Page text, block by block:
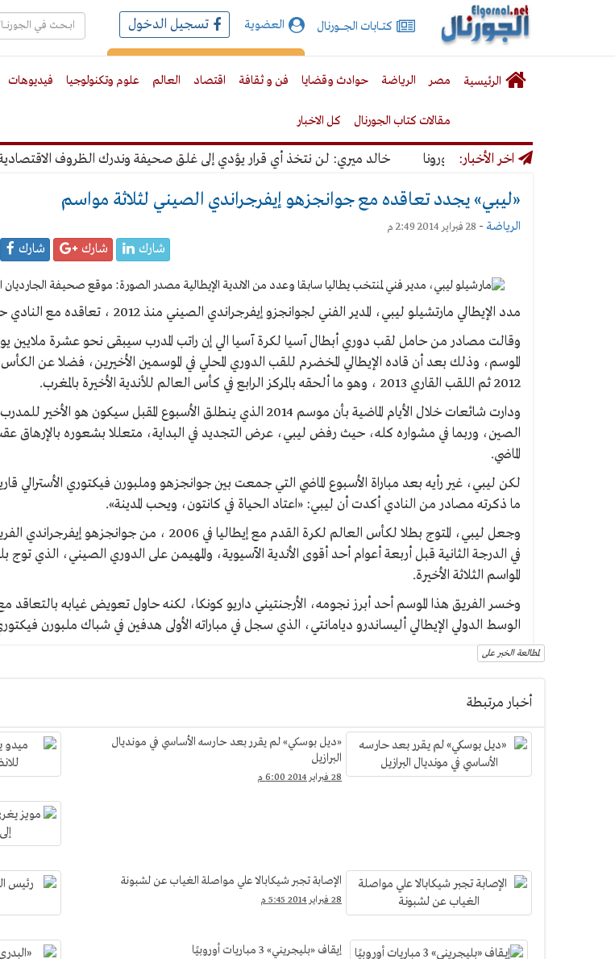
الجورنال
نت
كتـــابات الجـــــورنال العضوية تسجيل الدخول
الرئيسية مصر الرياضة حوادث وقضايا فن و ثقافة اقتصاد العالم علوم وتكنولوجيا فيديوهات
مقالات كتاب الجورنال كل الاخبار
اخر الأخبار: خالد ميري: لن نتخذ أي قرار يؤدي إلى غلق صحيفة وندرك الظروف الاقتصادية
«ليبي» يجدد تعاقده مع جوانجزهو إيفرجراندي الصيني لثلاثة مواسم
الرياضة - 28 فبراير 2014 2:49 م
شارك شارك شارك
مدد الإيطالي مارتشيلو ليبي، المدير الفني لجوانجزو إيفرجراندي الصيني منذ 2012 ، تعاقده مع النادي حتى 2017.
وقالت مصادر من حامل لقب دوري أبطال آسيا لكرة آسيا الي إن راتب المدرب سيبقى نحو عشرة ملايين
الموسم، وذلك بعد أن قاده الإيطالي المخضرم للقب الدوري المحلي في الموسمين الأخيرين، فضلا عن
2012 ثم اللقب القاري 2013 ، وهو ما ألحقه بالمركز الرابع في كأس العالم للأندية الأخيرة بالمغرب.
ودارت شائعات خلال الأيام الماضية بأن موسم 2014 الذي ينطلق الأسبوع المقبل سيكون هو
الصين، وربما في مشواره كله، حيث رفض ليبي، عرض التجديد في البداية، متعللا بشعوره بالإرهاق
الماضي.
لكن ليبي، غير رأيه بعد مباراة الأسبوع الماضي التي جمعت بين جوانجزهو وملبورن فيكتوري الأسترالي
ما ذكرته مصادر من النادي أكدت أن ليبي: «اعتاد الحياة في كانتون، ويحب المدينة».
وجعل ليبي، المتوج بطلا لكأس العالم لكرة القدم مع إيطاليا في 2006 ، من
في الدرجة الثانية قبل أربعة أعوام أحد أقوى الأندية الآسيوية، والمهيمن على الدوري الصيني، الذي توج
المواسم الثلاثة الأخيرة.
وخسر الفريق هذا الموسم أحد أبرز نجومه، الأرجنتيني داريو كونكا، لكنه حاول تعويض غيابه بالتعاقد
الوسط الدولي الإيطالي أليساندرو ديامانتي، الذي سجل في مباراته الأولى هدفين في شباك ملبورن
لمطالعة الخبر على
أخبار مرتبطة
«ديل بوسكي» لم يقرر بعد حارسه الأساسي في مونديال
البرازيل
28 فبراير 2014 6:00 م
الإصابة تجبر شيكابالا علي مواصلة الغياب عن لشبونة
28 فبراير 2014 5:45 م
إيقاف «بليجريني» 3 مباريات أوروبيًا